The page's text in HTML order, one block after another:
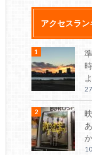
アクセスラン